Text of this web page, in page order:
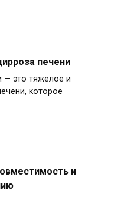
печени
— это тяжелое и
которое
и